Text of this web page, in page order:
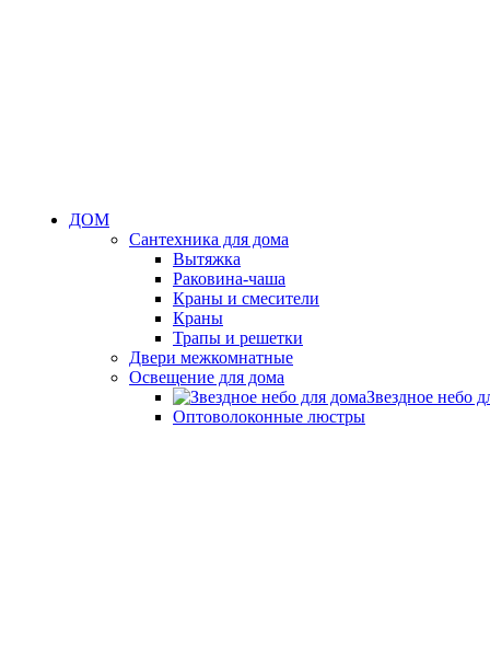
ДОМ
Сантехника для дома
Вытяжка
Раковина-чаша
Краны и смесители
Краны
Трапы и решетки
Двери межкомнатные
Освещение для дома
Звездное небо
Оптоволоконные люстры